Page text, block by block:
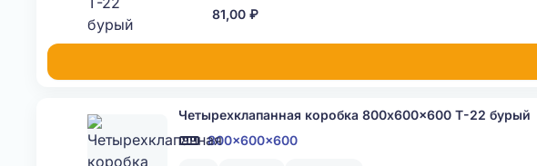
81,00 ₽
Четырехклапанная коробка 800x600x600 Т-22 бурый
800x600x600